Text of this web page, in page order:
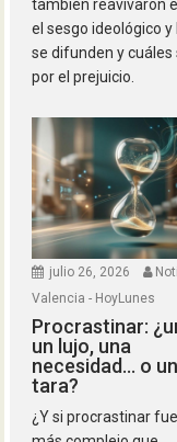
también reavivaron
el sesgo ideológico
se difunden y
por el prejuicio.
julio 26, 2026
Valencia - HoyLunes
Procrastinar:
un lujo, una
necesidad… o
tara?
¿Y si procrastinar